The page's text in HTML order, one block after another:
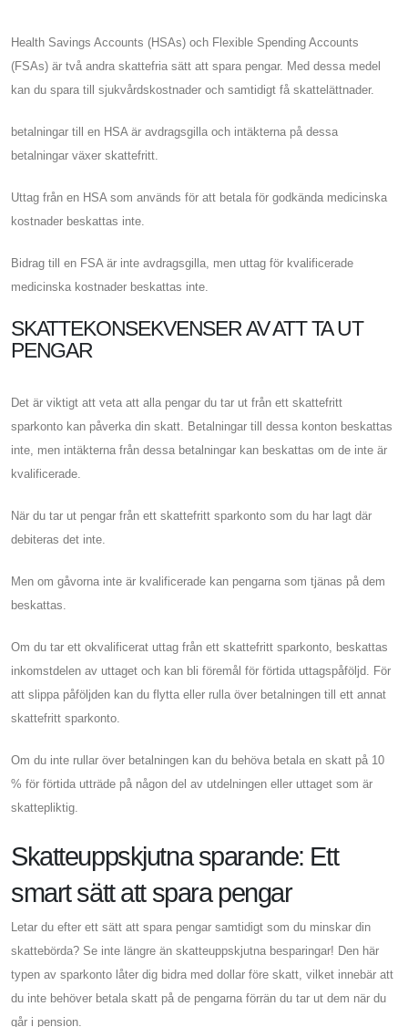
Health Savings Accounts (HSAs) och Flexible Spending Accounts
(FSAs) är två andra skattefria sätt att spara pengar. Med dessa medel
kan du spara till sjukvårdskostnader och samtidigt få skattelättnader.
betalningar till en HSA är avdragsgilla och intäkterna på dessa
betalningar växer skattefritt.
Uttag från en HSA som används för att betala för godkända medicinska
kostnader beskattas inte.
Bidrag till en FSA är inte avdragsgilla, men uttag för kvalificerade
medicinska kostnader beskattas inte.
SKATTEKONSEKVENSER AV ATT TA UT
PENGAR
Det är viktigt att veta att alla pengar du tar ut från ett skattefritt
sparkonto kan påverka din skatt. Betalningar till dessa konton beskattas
inte, men intäkterna från dessa betalningar kan beskattas om de inte är
kvalificerade.
När du tar ut pengar från ett skattefritt sparkonto som du har lagt där
debiteras det inte.
Men om gåvorna inte är kvalificerade kan pengarna som tjänas på dem
beskattas.
Om du tar ett okvalificerat uttag från ett skattefritt sparkonto, beskattas
inkomstdelen av uttaget och kan bli föremål för förtida uttagspåföljd. För
att slippa påföljden kan du flytta eller rulla över betalningen till ett annat
skattefritt sparkonto.
Om du inte rullar över betalningen kan du behöva betala en skatt på 10
% för förtida utträde på någon del av utdelningen eller uttaget som är
skattepliktig.
Skatteuppskjutna sparande: Ett
smart sätt att spara pengar
Letar du efter ett sätt att spara pengar samtidigt som du minskar din
skattebörda? Se inte längre än skatteuppskjutna besparingar! Den här
typen av sparkonto låter dig bidra med dollar före skatt, vilket innebär att
du inte behöver betala skatt på de pengarna förrän du tar ut dem när du
går i pension.